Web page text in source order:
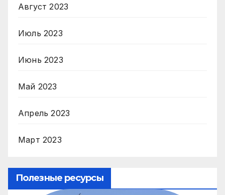
Август 2023
Июль 2023
Июнь 2023
Май 2023
Апрель 2023
Март 2023
Полезные ресурсы